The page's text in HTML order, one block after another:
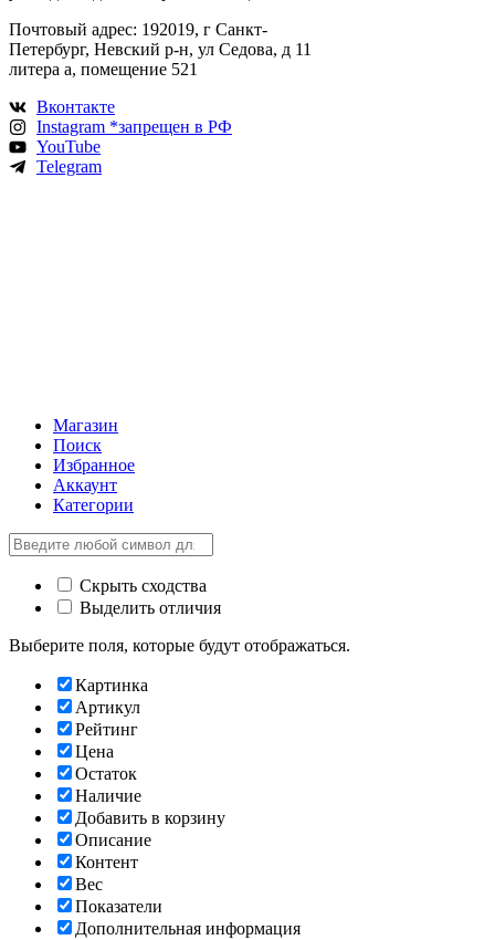
Почтовый адрес: 192019, г Санкт-
Петербург, Невский р-н, ул Седова, д 11
литера а, помещение 521
Вконтакте
Instagram *запрещен в РФ
YouTube
Telegram
Магазин
Поиск
Избранное
Аккаунт
Категории
Скрыть сходства
Выделить отличия
Выберите поля, которые будут отображаться.
Картинка
Артикул
Рейтинг
Цена
Остаток
Наличие
Добавить в корзину
Описание
Контент
Вес
Показатели
Дополнительная информация